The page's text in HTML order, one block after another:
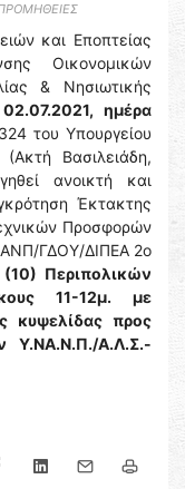
και Εποπτείας
Οικονομικών
& Νησιωτικής
02.07.2021, ημέρα
του Υπουργείου
(Ακτή Βασιλειάδη,
ανοικτή και
Έκτακτης
Προσφορών
ΓΔΟΥ/ΔΙΠΕΑ 2ο
Περιπολικών
11-12μ. με
κυψελίδας προς
Υ.ΝΑ.Ν.Π./Α.Λ.Σ.-